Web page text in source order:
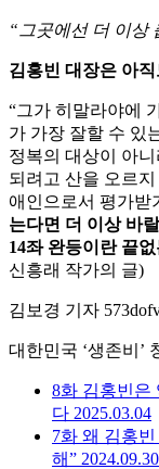
“그곳에선 더 이상
김홍빈 대장은 아
“그가 히말라야에
가 가장 잘할 수 있
정복의 대상이 아
되려고 산을 오르
애인으로서 평가받
는다면 더 이상 바
14좌 완등이란 끝
신흥래 작가의 글)
김보경 기자
대한민국 ‘생존비’
8화 김홍빈은
다 2025.03.04
7화 왜 김홍
해” 2024.09.30